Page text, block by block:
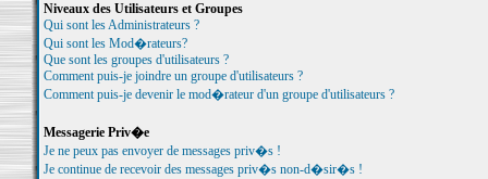
Niveaux des Utilisateurs et Groupes
Qui sont les Administrateurs ?
Qui sont les Mod�rateurs?
Que sont les groupes d'utilisateurs ?
Comment puis-je joindre un groupe d'utilisateurs ?
Comment puis-je devenir le mod�rateur d'un groupe d'utilisateurs ?
Messagerie Priv�e
Je ne peux pas envoyer de messages priv�s !
Je continue de recevoir des messages priv�s non-d�sir�s !